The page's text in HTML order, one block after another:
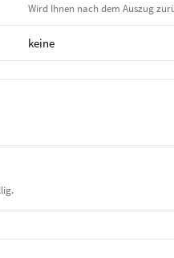
Wird Ihnen nach dem Auszug
keine